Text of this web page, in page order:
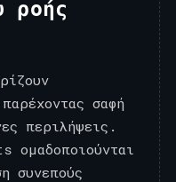
ροής
σαφή
περιλήψεις.
ομαδοποιούνται
συνεπούς